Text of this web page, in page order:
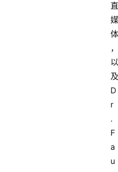
直
媒
体
，
以
及
D
r
.
F
a
u